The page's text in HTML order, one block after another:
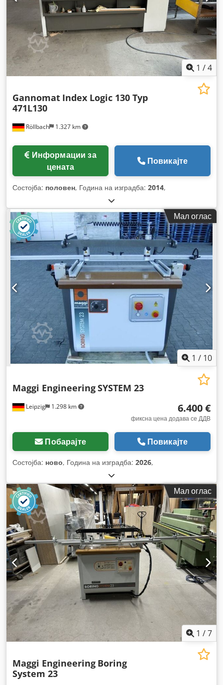
1 /4
Röllbach 1.327 km
Gannomat Index Logic 130 Typ
471L130
цената
Повикајте
Состојба: половен, Година на изградба: 2014,
Мал оглас
1 / 10
Leipzig 1.298 km
Maggi EngineeringSYSTEM 23
6.400 €
фиксна цена додава се ДДВ
Побарајте Повикајте
Состојба: ново, Година на изградба: 2026,
Мал оглас
1 /7
Maggi Engineering Boring
System 23